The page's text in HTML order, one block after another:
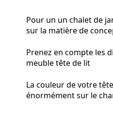
Pour un un chalet de
sur la matière de
Prenez en compte les
meuble tête de lit
La couleur de votre
énormément sur le